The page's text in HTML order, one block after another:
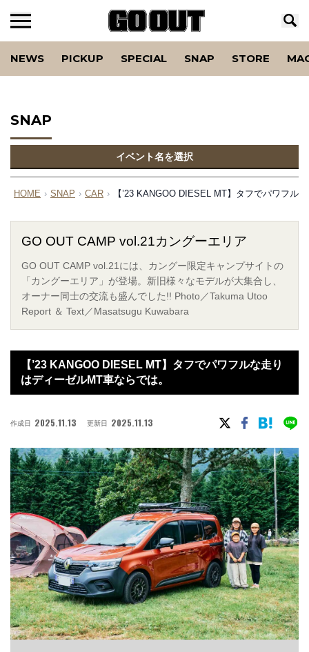
NEWS PICKUP SPECIAL SNAP STORE
SNAP
イベント名を選択
HOME › SNAP › CAR › 【’23 KANGOO DIESEL MT】タフでパワフル
GO OUT CAMP vol.21カングーエリア
GO OUT CAMP vol.21には、カングー限定キャンプサイトの
「カングーエリア」が登場。新旧様々なモデルが大集合し、
オーナー同士の交流も盛んでした!! Photo／Takuma Utoo
Report ＆ Text／Masatsugu Kuwabara
【’23 KANGOO DIESEL MT】タフでパワフルな走り
はディーゼルMT車ならでは。
作成日 2025.11.13 更新日 2025.11.13